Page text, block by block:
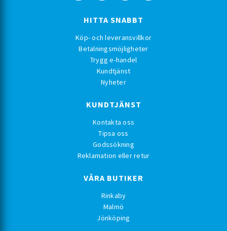
HITTA SNABBT
Köp- och leveransvillkor
Betalningsmöjligheter
Trygg e-handel
Kundtjänst
Nyheter
KUNDTJÄNST
Kontakta oss
Tipsa oss
Godssökning
Reklamation eller retur
VÅRA BUTIKER
Rinkaby
Malmö
Jönköping